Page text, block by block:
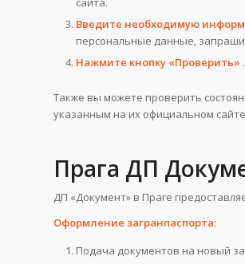
Введите необходимую
персональные данные,
Нажмите кнопку «Проверить» .
Также вы можете проверить
указанным на их официальном
Прага ДП
ДП «Документ» в Праге
Оформление загранпаспорта:
Подача документов на новый